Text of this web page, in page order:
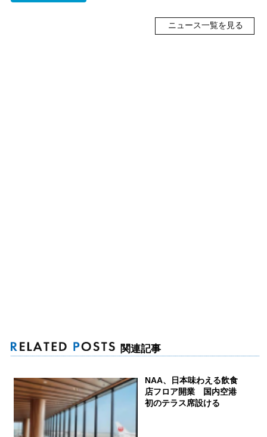
ニュース一覧を見る
関連記事
NAA、日本味わえる飲食
店フロア開業 国内空港
初のテラス席設ける